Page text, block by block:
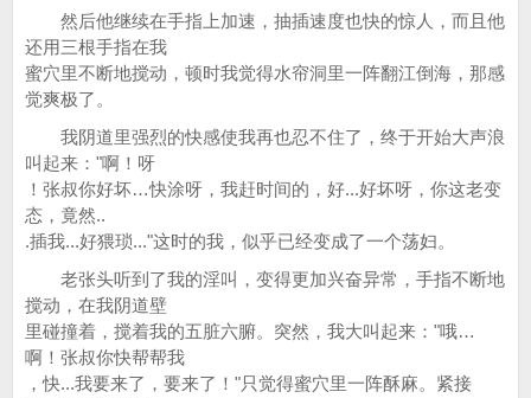
然后他继续在手指上加速，抽插速度也快的惊人，而且他
还用三根手指在我
蜜穴里不断地搅动，顿时我觉得水帘洞里一阵翻江倒海，那感
觉爽极了。
我阴道里强烈的快感使我再也忍不住了，终于开始大声浪
叫起来："啊！呀
！张叔你好坏…快涂呀，我赶时间的，好...好坏呀，你这老变
态，竟然..
.插我...好猥琐..."这时的我，似乎已经变成了一个荡妇。
老张头听到了我的淫叫，变得更加兴奋异常，手指不断地
搅动，在我阴道壁
里碰撞着，搅着我的五脏六腑。突然，我大叫起来："哦…
啊！张叔你快帮帮我
，快...我要来了，要来了！"只觉得蜜穴里一阵酥麻。紧接